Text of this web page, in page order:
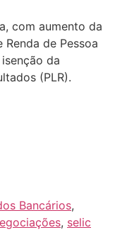
com aumento da
de Pessoa
da
(PLR).
Bancários,
, selic